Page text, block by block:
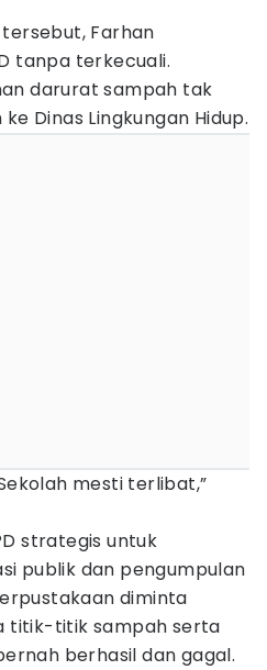
Farhan
tanpa terkecuali.
darurat sampah tak
Dinas Lingkungan Hidup.
mesti terlibat,”
strategis untuk
publik dan pengumpulan
diminta
titik-titik sampah serta
berhasil dan gagal.